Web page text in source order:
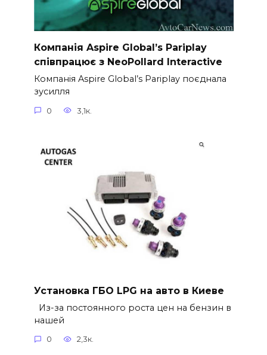
Компанія Aspire Global’s Pariplay
співпрацює з NeoPollard Interactive
Компанія Aspire Global’s Pariplay поєднала
зусилля
0 3,1к.
Установка ГБО LPG на авто в Киеве
Из-за постоянного роста цен на бензин в
нашей
0 2,3к.